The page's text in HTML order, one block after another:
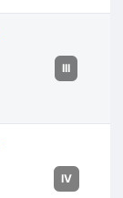
III
IV